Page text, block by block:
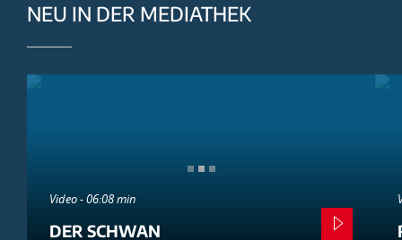
NEU IN DER MEDIATHEK
Video - 06:08 min
DER SCHWAN